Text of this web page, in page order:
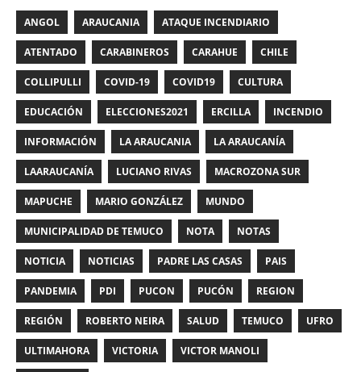
ANGOL ARAUCANIA ATAQUE INCENDIARIO
ATENTADO CARABINEROS CARAHUE CHILE
COLLIPULLI COVID-19 COVID19 CULTURA
EDUCACIÓN ELECCIONES2021 ERCILLA INCENDIO
INFORMACIÓN LA ARAUCANIA LA ARAUCANÍA
LAARAUCANÍA LUCIANO RIVAS MACROZONA SUR
MAPUCHE MARIO GONZÁLEZ MUNDO
MUNICIPALIDAD DE TEMUCO NOTA NOTAS
NOTICIA NOTICIAS PADRE LAS CASAS PAIS
PANDEMIA PDI PUCON PUCÓN REGION
REGIÓN ROBERTO NEIRA SALUD TEMUCO UFRO
ULTIMAHORA VICTORIA VICTOR MANOLI